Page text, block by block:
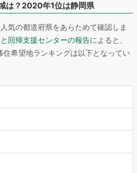
は？2020年1位は静岡県
気の都道府県をあらためて確認しま
回帰支援センターの報告によると、
希望地ランキングは以下となってい
岡県